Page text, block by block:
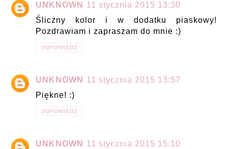
UNKNOWN
11 stycznia 2015 13:30
Śliczny kolor i w dodatku piaskowy!
Pozdrawiam i zapraszam do mnie :)
ODPOWIEDZ
UNKNOWN
11 stycznia 2015 13:57
Piękne! :)
ODPOWIEDZ
UNKNOWN
11 stycznia 2015 15:10